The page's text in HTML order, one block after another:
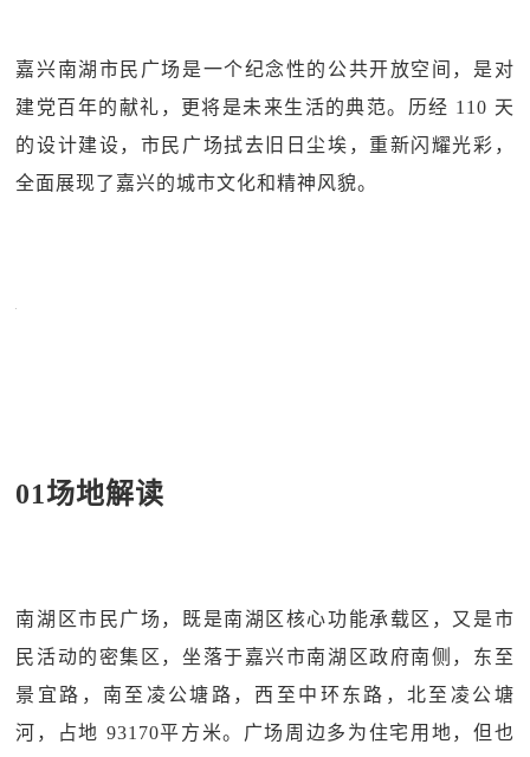
嘉兴南湖市民广场是一个纪念性的公共开放空间，是对
建党百年的献礼，更将是未来生活的典范。历经 110 天
的设计建设，市民广场拭去旧日尘埃，重新闪耀光彩，
全面展现了嘉兴的城市文化和精神风貌。
01场地解读
南湖区市民广场，既是南湖区核心功能承载区，又是市
民活动的密集区，坐落于嘉兴市南湖区政府南侧，东至
景宜路，南至凌公塘路，西至中环东路，北至凌公塘
河，占地 93170平方米。广场周边多为住宅用地，但也